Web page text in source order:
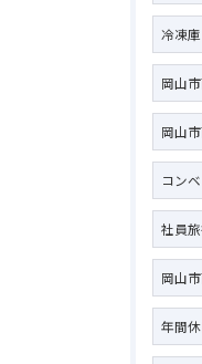
冷凍庫
岡山
岡山
コン
社員
岡山
年間